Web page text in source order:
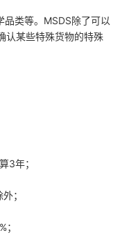
类等。MSDS除了可以
认某些特殊货物的特殊
3年；
；